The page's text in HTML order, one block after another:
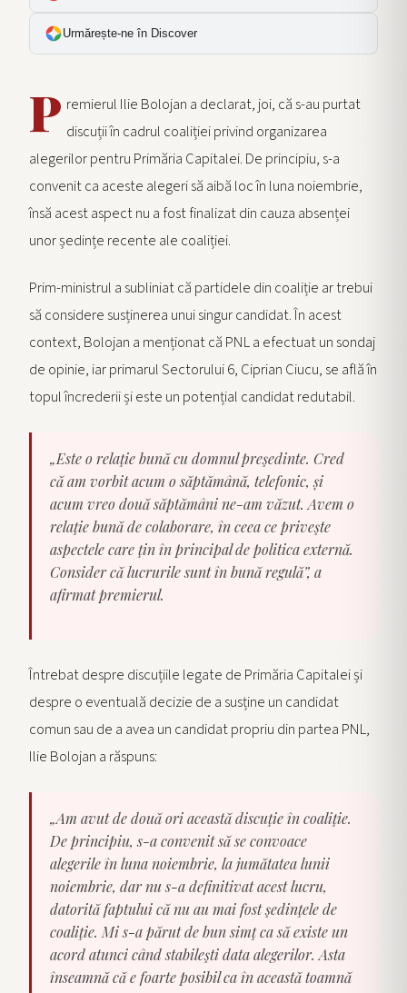
Urmărește-ne în Discover
P remierul Ilie Bolojan a declarat, joi, că s-au purtat
discuții în cadrul coaliției privind organizarea
alegerilor pentru Primăria Capitalei. De principiu, s-a
convenit ca aceste alegeri să aibă loc în luna noiembrie,
însă acest aspect nu a fost finalizat din cauza absenței
unor ședințe recente ale coaliției.
Prim-ministrul a subliniat că partidele din coaliție ar trebui
să considere susținerea unui singur candidat. În acest
context, Bolojan a menționat că PNL a efectuat un sondaj
de opinie, iar primarul Sectorului 6, Ciprian Ciucu, se află în
topul încrederii și este un potențial candidat redutabil.
„Este o relaţie bună cu domnul preşedinte. Cred
că am vorbit acum o săptămână, telefonic, și
acum vreo două săptămâni ne-am văzut. Avem o
relaţie bună de colaborare, în ceea ce priveşte
aspectele care ţin în principal de politica externă.
Consider că lucrurile sunt în bună regulă”, a
afirmat premierul.
Întrebat despre discuțiile legate de Primăria Capitalei și
despre o eventuală decizie de a susține un candidat
comun sau de a avea un candidat propriu din partea PNL,
Ilie Bolojan a răspuns:
„Am avut de două ori această discuţie în coaliţie.
De principiu, s-a convenit să se convoace
alegerile în luna noiembrie, la jumătatea lunii
noiembrie, dar nu s-a definitivat acest lucru,
datorită faptului că nu au mai fost şedinţele de
coaliţie. Mi s-a părut de bun simţ ca să existe un
acord atunci când stabileşti data alegerilor. Asta
înseamnă că e foarte posibil ca în această toamnă